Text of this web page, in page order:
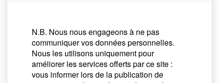
N.B. Nous nous engageons à ne pas
communiquer vos données personnelles.
Nous les utilisons uniquement pour
améliorer les services offerts par ce site :
vous informer lors de la publication de